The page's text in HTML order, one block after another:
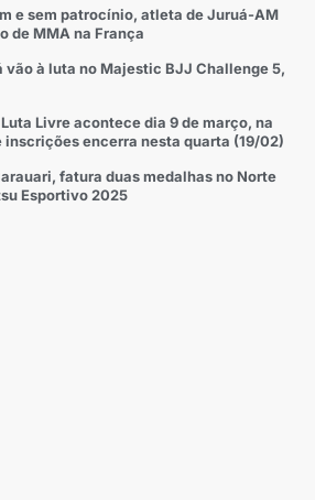
e sem patrocínio, atleta de Juruá-AM
de MMA na França
vão à luta no Majestic BJJ Challenge 5,
Livre acontece dia 9 de março, na
inscrições encerra nesta quarta (19/02)
fatura duas medalhas no Norte
Esportivo 2025